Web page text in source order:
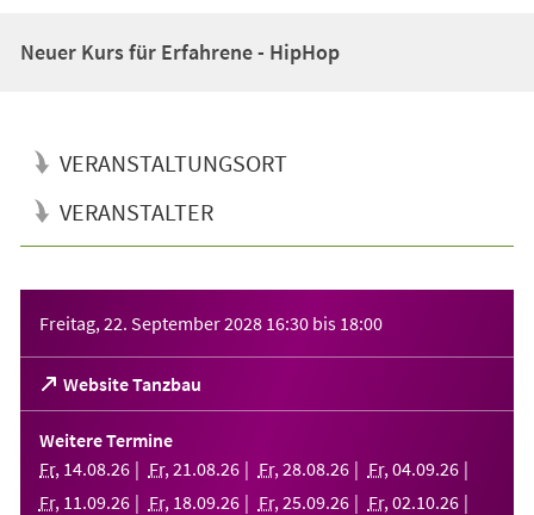
Neuer Kurs für Erfahrene - HipHop
VERANSTALTUNGSORT
VERANSTALTER
Freitag, 22. September 2028 16:30 bis 18:00
Website Tanzbau
(Öffnet
in
einem
neuen
Tab)
Weitere Termine
Fr, 14.08.26 Fr, 21 .08.26 Fr, 28.08.26 Fr, 04.09.26
Fr, 11 .09.26 Fr, 18.09.26 Fr, 25.09.26 Fr, 02.10.26